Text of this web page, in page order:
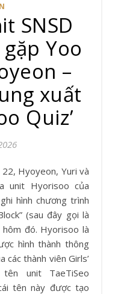
SNSD
gặp Yoo
–
xuất
Quiz’
unit Hyorisoo của
hình chương trình
(sau đây gọi là
hôm đó. Hyorisoo là
hình thành thông
các thành viên Girls’
unit TaeTiSeo
tên này được tạo